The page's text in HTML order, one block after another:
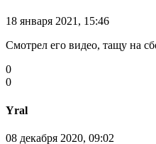
18 января 2021, 15:46
Смотрел его видео, тащу на
0
0
Yral
08 декабря 2020, 09:02